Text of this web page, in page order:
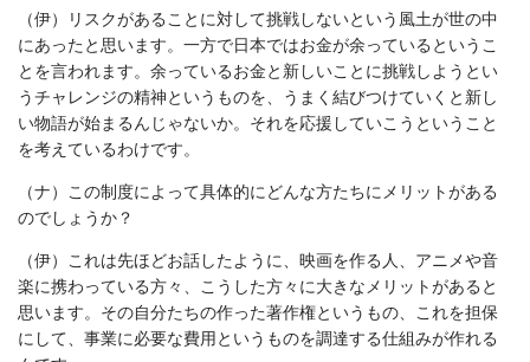
（伊）リスクがあることに対して挑戦しないという風土が世の中
にあったと思います。一方で日本ではお金が余っているというこ
とを言われます。余っているお金と新しいことに挑戦しようとい
うチャレンジの精神というものを、うまく結びつけていくと新し
い物語が始まるんじゃないか。それを応援していこうということ
を考えているわけです。
（ナ）この制度によって具体的にどんな方たちにメリットがある
のでしょうか？
（伊）これは先ほどお話したように、映画を作る人、アニメや音
楽に携わっている方々、こうした方々に大きなメリットがあると
思います。その自分たちの作った著作権というもの、これを担保
にして、事業に必要な費用というものを調達する仕組みが作れる